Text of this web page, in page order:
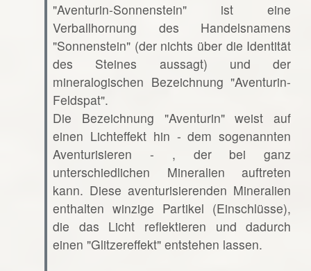
"Aventurin-Sonnenstein" ist eine
Verballhornung des Handelsnamens
"Sonnenstein" (der nichts über die Identität
des Steines aussagt) und der
mineralogischen Bezeichnung "Aventurin-
Feldspat".
Die Bezeichnung "Aventurin" weist auf
einen Lichteffekt hin - dem sogenannten
Aventurisieren - , der bei ganz
unterschiedlichen Mineralien auftreten
kann. Diese aventurisierenden Mineralien
enthalten winzige Partikel (Einschlüsse),
die das Licht reflektieren und dadurch
einen "Glitzereffekt" entstehen lassen.